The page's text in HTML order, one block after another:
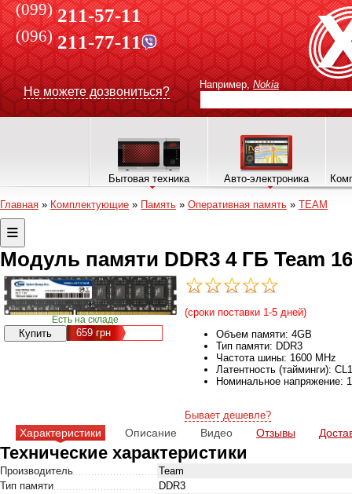
(099) 211-57-11
(096)211-77-11
Не можете дозвониться?
Например, Nokia
Бытовая техника Авто-электроника
Главная » Комплектующие » Память » Оперативная память » TEAM
Модуль памяти DDR3 4 ГБ Team
Есть на складе
659грн
(сроки поставки 1-5 дней)
Объем памяти: 4GB
Тип памяти: DDR3
Частота шины: 1600 MHz
Латентность (тайминги):
Номинальное напряжение:
Бывает дешевле?
Характеристики Описание Видео Отзывы
Технические характеристики
Производитель
Team
Тип памяти
DDR3